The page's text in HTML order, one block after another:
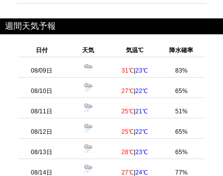
週間天気予報
日付 天気 気温℃ 降水確率
08/09日 31℃ |23℃ 83%
08/10日 27℃ |22℃ 65%
08/11日 25℃ |21℃ 51%
08/12日 25℃ |22℃ 65%
08/13日 28℃ |23℃ 65%
08/14日 27℃ |24℃ 77%